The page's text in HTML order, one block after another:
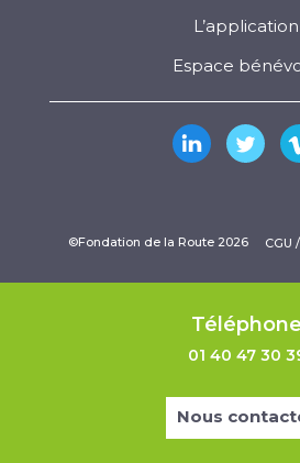
L’application
Espace
©Fondation de la Route 2026 CGU
Téléphone
01 40 47 30
Nous